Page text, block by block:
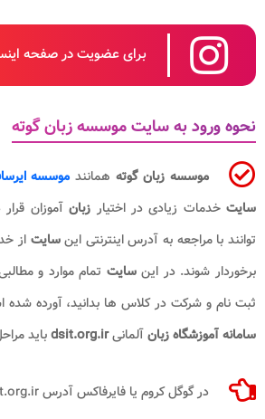
برای عضویت در صفحه
نحوه ورود به سایت موسسه زبان گوته
موسسه زبان گوته همانند موسسه
سایتخدمات زیادی در اختیار زبانآموزان
توانند با مراجعه به آدرس اینترنتی اینسایتاز
برخوردار شوند. در اینسایت تمام موارد و
ثبت نام و شرکت در کلاس ها بدانید، آورده شده
سامانه آموزشگاه زبانآلمانیdsit.org.irباید
در گوگل کروم یا فایرفاکس آدرس www.dsit.org.ir را وارد کنید.